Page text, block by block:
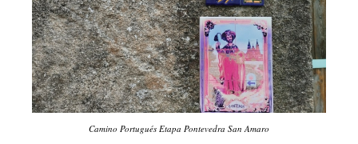
Camino Portugués Etapa Pontevedra San Amaro